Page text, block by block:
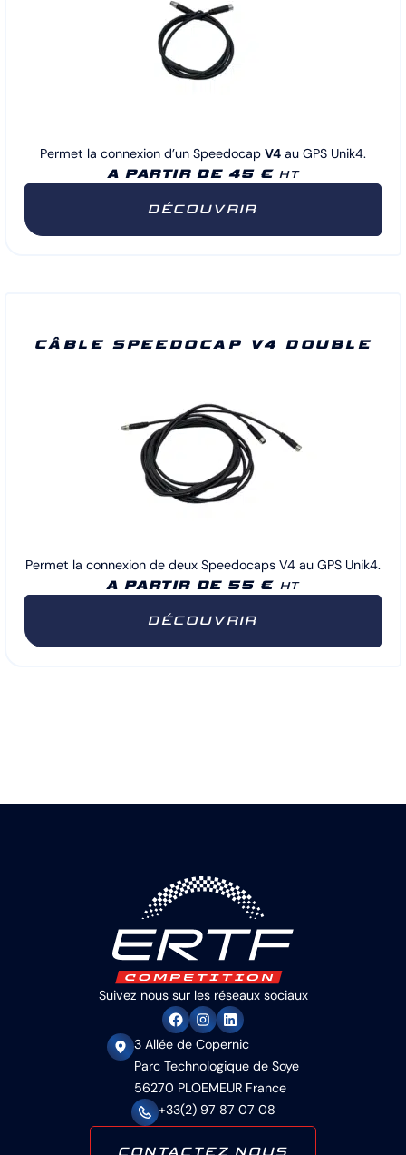
Permet la connexion d’un Speedocap V4 au GPS Unik4.
A PARTIR DE 45 € HT
DÉCOUVRIR
CÂBLE SPEEDOCAP V4 DOUBLE
Permet la connexion de deux Speedocaps V4 au GPS Unik4.
A PARTIR DE 55 € HT
DÉCOUVRIR
Suivez nous sur les réseaux sociaux
3 Allée de Copernic
Parc Technologique de Soye
56270 PLOEMEUR France
+33(2) 97 87 07 08
CONTACTEZ NOUS